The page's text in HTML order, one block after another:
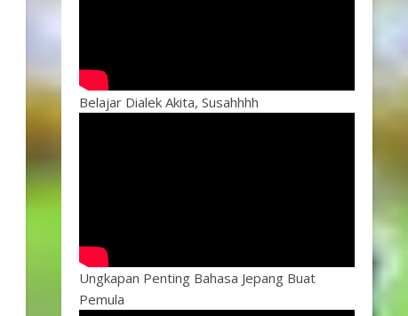
Belajar Dialek Akita, Susahhhh
Ungkapan Penting Bahasa Jepang Buat
Pemula